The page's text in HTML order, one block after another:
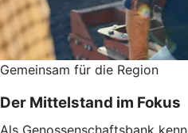
Gemeinsam für die Region
Der Mittelstand im Fokus
Als Genossenschaftsbank